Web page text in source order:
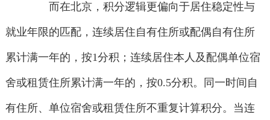
而在北京，积分逻辑更偏向于居住稳定性与
就业年限的匹配，连续居住自有住所或配偶自有住所
累计满一年的，按1分积；连续居住本人及配偶单位宿
舍或租赁住所累计满一年的，按0.5分积。同一时间自
有住所、单位宿舍或租赁住所不重复计算积分。当连